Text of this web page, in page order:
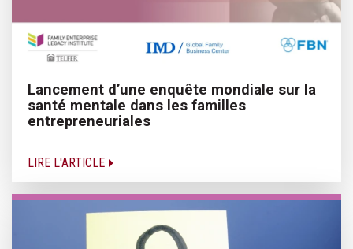
Lancement d’une enquête mondiale sur la
santé mentale dans les familles
entrepreneuriales
LIRE L'ARTICLE